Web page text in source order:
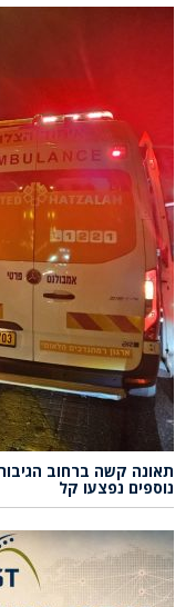
נוספים נפצעו קל